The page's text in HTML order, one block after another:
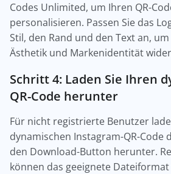
Codes Unlimited, um Ihren QR-
personalisieren. Passen Sie das
Stil, den Rand und den Text an,
Ästhetik und Markenidentität
Schritt 4: Laden Sie Ihren
QR-Code herunter
Für nicht registrierte Benutzer
dynamischen Instagram-QR-Code
den Download-Button herunter.
können das geeignete